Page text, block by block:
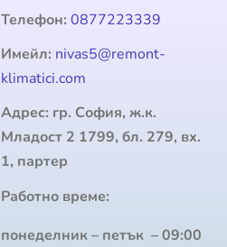
Телефон: 0877223339
Имейл: nivas5@remont-
klimatici.com
Адрес: гр. София, ж.к.
Младост 2 1799, бл. 279, вх.
1, партер
Работно време:
понеделник – петък – 09:00